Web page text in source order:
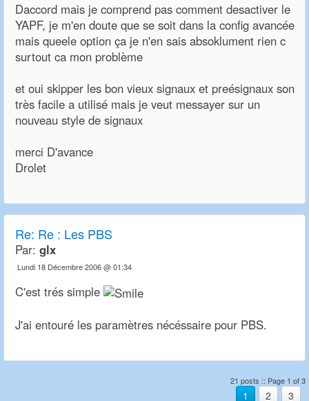
Daccord mais je comprend pas comment desactiver le
YAPF, je m'en doute que se soit dans la config avancée
mais queele option ça je n'en sais absoklument rien c
surtout ca mon problème
et oui skipper les bon vieux signaux et preésignaux son
très facile a utilisé mais je veut messayer sur un
nouveau style de signaux
merci D'avance
Drolet
Re: Re : Les PBS
Par: glx
Lundi 18 Décembre 2006 @ 01:34
C'est trés simple
J'ai entouré les paramètres nécéssaire pour PBS.
21 posts :: Page 1 of 3
1 2 3